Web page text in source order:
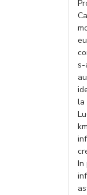
la
In